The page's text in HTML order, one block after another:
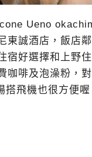
Ueno
東誠酒店，飯店
宿好選擇和上野
咖啡及泡澡粉，
飛機也很方便喔